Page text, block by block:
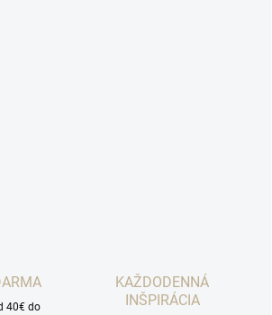
40€ do
KAŽDODENNÁ
INŠPIRÁCIA